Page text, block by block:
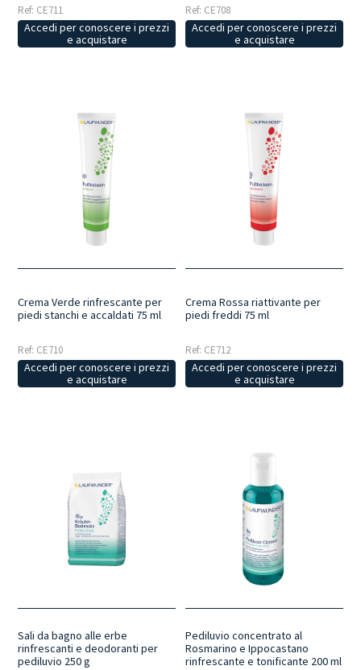
Ref: CE711
Accedi per conoscere i prezzi
e acquistare
Ref: CE708
Accedi per conoscere i prezzi
e acquistare
Crema Verde rinfrescante per
piedi stanchi e accaldati 75 ml
Ref: CE710
Accedi per conoscere i prezzi
e acquistare
Crema Rossa riattivante per
piedi freddi 75 ml
Ref: CE712
Accedi per conoscere i prezzi
e acquistare
Sali da bagno alle erbe
rinfrescanti e deodoranti per
pediluvio 250 g
Pediluvio concentrato al
Rosmarino e Ippocastano
rinfrescante e tonificante 200 ml